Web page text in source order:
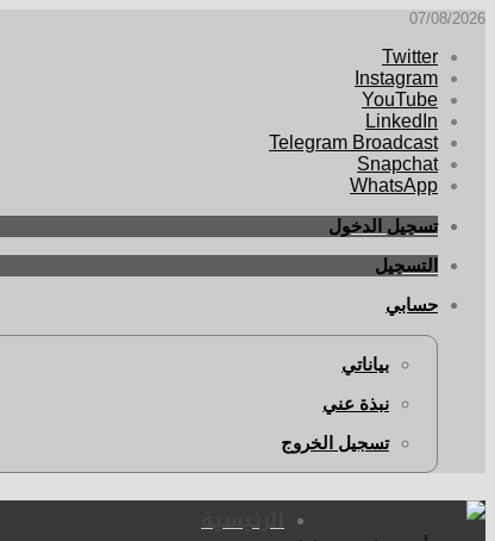
07/08/2026
Twitter
Instagram
YouTube
LinkedIn
Telegram Broadcast
Snapchat
WhatsApp
تسجيل الدخول
التسجيل
حسابي
بياناتي
نبذة عني
تسجيل الخروج
الرئيسية